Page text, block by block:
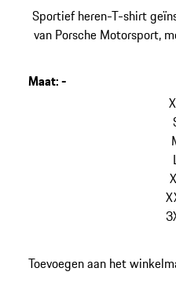
Sportief heren-T-shirt
van Porsche Motorsport,
Maat:-
terug
Toevoegen aan het